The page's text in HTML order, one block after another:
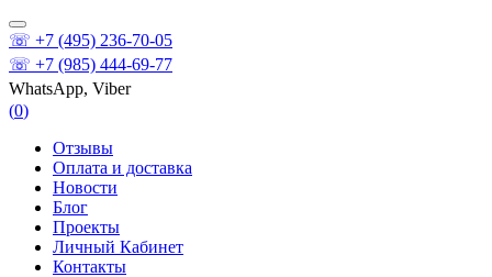
☏ +7 (495) 236-70-05
☏ +7 (985) 444-69-77
WhatsApp, Viber
(0)
Отзывы
Оплата и доставка
Новости
Блог
Проекты
Личный Кабинет
Контакты